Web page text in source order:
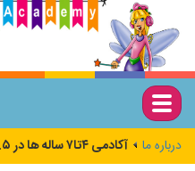
درباره ما
آکادمی ۴تا۷ ساله ها در ۲.۵ دقیقه